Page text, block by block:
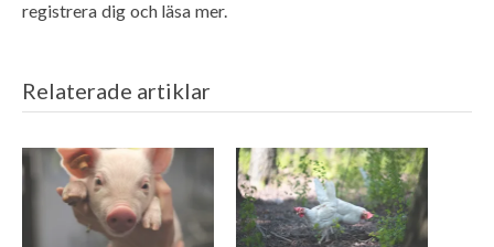
registrera dig och läsa mer.
Relaterade artiklar